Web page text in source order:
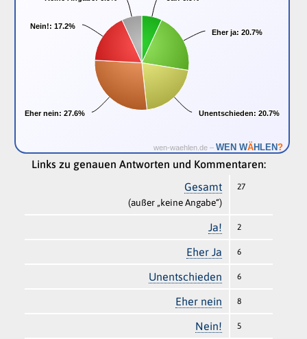
Eher ja: 20.7%
Eher ja: 20.7%
Unentschieden: 20.7%
Unentschieden: 20.7%
Eher nein: 27.6%
Eher nein: 27.6%
Nein!: 17.2%
Nein!: 17.2%
wen-waehlen.de – WEN WÄHLEN?
Links zu genauen Antworten und Kommentaren:
Gesamt
(außer „keine Angabe“)
27
Ja! 2
Eher Ja 6
Unentschieden 6
Eher nein 8
Nein! 5